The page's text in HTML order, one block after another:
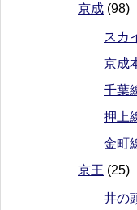
京成 (98)
スカ
京成
千葉
押上
金町
京王 (25)
井の